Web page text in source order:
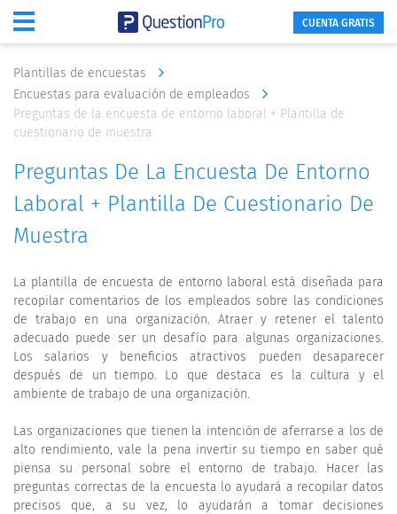
CUENTA GRATIS
Plantillas de encuestas
Encuestas para evaluación de empleados
Preguntas de la encuesta de entorno laboral + Plantilla de
cuestionario de muestra
Preguntas De La Encuesta De Entorno
Laboral + Plantilla De Cuestionario De
Muestra
La plantilla de encuesta de entorno laboral está diseñada para
recopilar comentarios de los empleados sobre las condiciones
de trabajo en una organización. Atraer y retener el talento
adecuado puede ser un desafío para algunas organizaciones.
Los salarios y beneficios atractivos pueden desaparecer
después de un tiempo. Lo que destaca es la cultura y el
ambiente de trabajo de una organización.
Las organizaciones que tienen la intención de aferrarse a los de
alto rendimiento, vale la pena invertir su tiempo en saber qué
piensa su personal sobre el entorno de trabajo. Hacer las
preguntas correctas de la encuesta lo ayudará a recopilar datos
precisos que, a su vez, lo ayudarán a tomar decisiones